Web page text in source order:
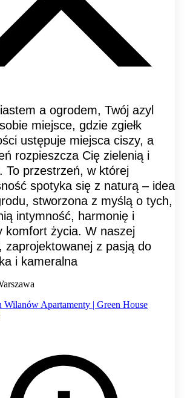
a ogrodem, Twój azyl
miejsce, gdzie zgiełk
ustępuje miejsca ciszy, a
rozpieszcza Cię zielenią i
To przestrzeń, w której
spotyka się z naturą – idea
stworzona z myślą o tych,
intymność, harmonię i
komfort życia. W naszej
zaprojektowanej z pasją do
i kameralna
Wilanów Apartamenty | Green House